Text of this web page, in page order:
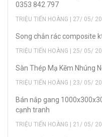
0353 842 797
TRIỆU TIẾN HOÀNG | 27/ 05/
Song chắn rác composite
TRIỆU TIẾN HOÀNG | 25/ 05/
Sàn Thép Mạ Kẽm Nhúng
TRIỆU TIẾN HOÀNG | 23/ 05/
Bán nắp gang
cạnh tranh
TRIỆU TIẾN HOÀNG | 21/ 05/